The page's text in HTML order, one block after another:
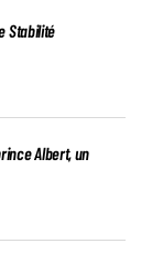
Stabilité
Albert, un